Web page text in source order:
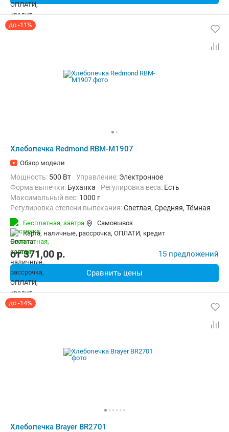
до -11%
Хлебопечка Redmond RBM-M1907
Обзор модели
Мощность: 500 Вт Управление: Электронное
Форма выпечки: Буханка регулировка веса: Есть
максимальный вес: 1000 г
Регулировка степени выпекания:Светлая, Средняя, Тёмная
Количество рецептов:
Дополнительные функции:
Материал корпуса: Нерж. сталь
Бесплатная, завтра
Самовывоз
карта, наличные, рассрочка, ОПЛАТИ, кредит
от371,00 p. 15 предложений
Сравнить цены
до -14%
Хлебопечка Brayer BR2701